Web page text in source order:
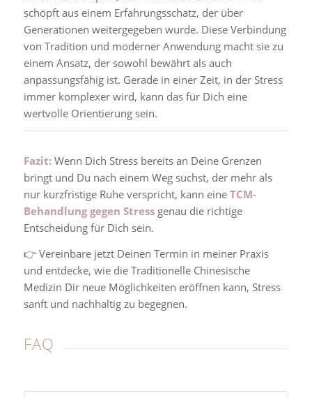
schöpft aus einem Erfahrungsschatz, der über
Generationen weitergegeben wurde. Diese Verbindung
von Tradition und moderner Anwendung macht sie zu
einem Ansatz, der sowohl bewährt als auch
anpassungsfähig ist. Gerade in einer Zeit, in der Stress
immer komplexer wird, kann das für Dich eine
wertvolle Orientierung sein.
Fazit:Wenn Dich Stress bereits an Deine Grenzen
bringt und Du nach einem Weg suchst, der mehr als
nur kurzfristige Ruhe verspricht, kann eine TCM-
Behandlung gegen Stressgenau die richtige
Entscheidung für Dich sein.
👉 Vereinbare jetzt Deinen Termin in meiner Praxis
und entdecke, wie die Traditionelle Chinesische
Medizin Dir neue Möglichkeiten eröffnen kann, Stress
sanft und nachhaltig zu begegnen.
FAQ